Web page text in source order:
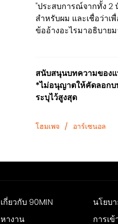
"ประสบการณ์จากทั้ง 2
สำหรับผม และเชื่อว่า
ข้ออ้างอะไรมาอธิบาย
สนับสนุนบทความของ
*ไม่อนุญาตให้คัดลอกบ
ระบุไว้สูงสุด
โฮมเพจ / อาร์เซนอล
เกี่ยวกับ 90MIN นโยบ
หางาน
การเข้